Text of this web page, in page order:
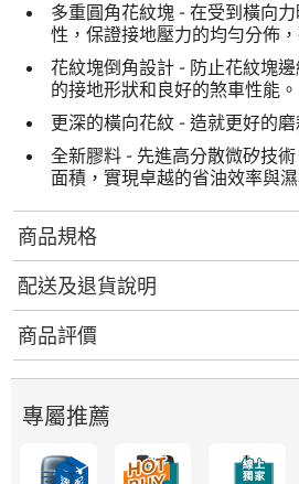
多重圓角花紋塊 - 在受到橫向
性，保證接地壓力的均勻分佈
花紋塊倒角設計 - 防止花紋塊
的接地形狀和良好的煞車性能。
更深的橫向花紋 - 造就更好的
全新膠料 - 先進高分散微矽技
面積，實現卓越的省油效率與
商品規格
配送及退貨說明
商品評價
專屬推薦